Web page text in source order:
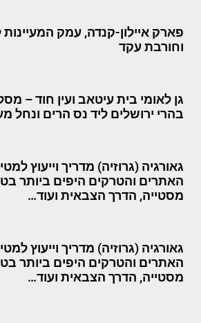
פארק איילון-קנדה, עמק המעיינות
וחורבת עקד
גן לאומי בית עיטאב ועין חוד –
בהרי ירושלים ליד נס הרים ונחל
גאורגיה (גרוזיה) מדריך וייעוץ
האתרים והטרקים היפים ביותר
מסטייה, הדרך הצבאית ועוד…
גאורגיה (גרוזיה) מדריך וייעוץ
האתרים והטרקים היפים ביותר
מסטייה, הדרך הצבאית ועוד…